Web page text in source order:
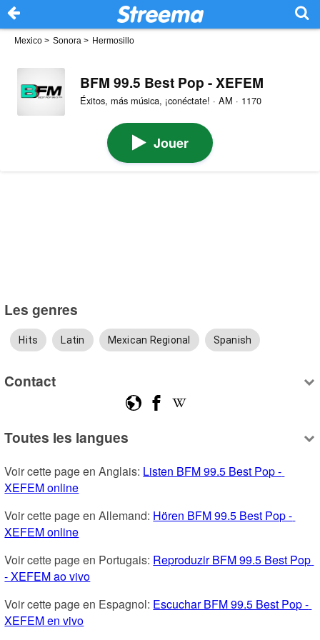
Mexico > Sonora > Hermosillo
BFM 99.5 Best Pop - XEFEM
Éxitos, más música, ¡conéctate! · AM · 1170
Jouer
Les genres
Hits Latin Mexican Regional Spanish
Contact
Toutes les langues
Voir cette page en Anglais: Listen BFM 99.5 Best Pop -
XEFEM online
Voir cette page en Allemand: Hören BFM 99.5 Best Pop -
XEFEM online
Voir cette page en Portugais: Reproduzir BFM 99.5 Best Pop
- XEFEM ao vivo
Voir cette page en Espagnol: Escuchar BFM 99.5 Best Pop -
XEFEM en vivo